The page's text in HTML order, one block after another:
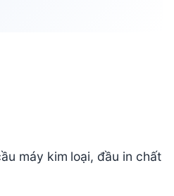
máy kim loại, đầu in chất